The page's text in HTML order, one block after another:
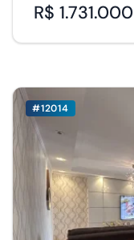
R$ 1.731.000
#12014